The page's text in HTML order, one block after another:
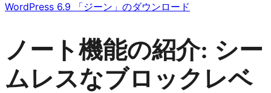
WordPress 6.9 「ジーン」のダウンロード
ノート機能の紹介: シー
ムレスなブロックレベ